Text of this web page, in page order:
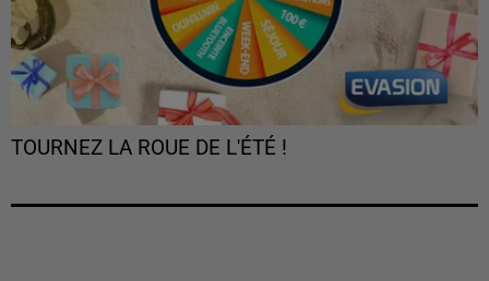
TOURNEZ LA ROUE DE L'ÉTÉ !